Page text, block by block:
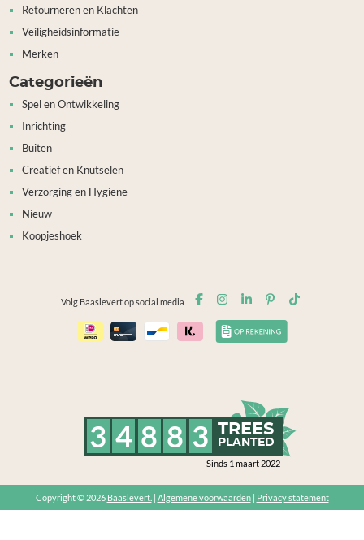
Retourneren en Klachten
Veiligheidsinformatie
Merken
Categorieën
Spel en Ontwikkeling
Inrichting
Buiten
Creatief en Knutselen
Verzorging en Hygiëne
Nieuw
Koopjeshoek
Volg Baaslevert op social media
3 4 8 8 3 TREES
PLANTED
Sinds 1 maart 2022
Copyright © 2026 Baaslevert. | Algemene voorwaarden| Privacy statement